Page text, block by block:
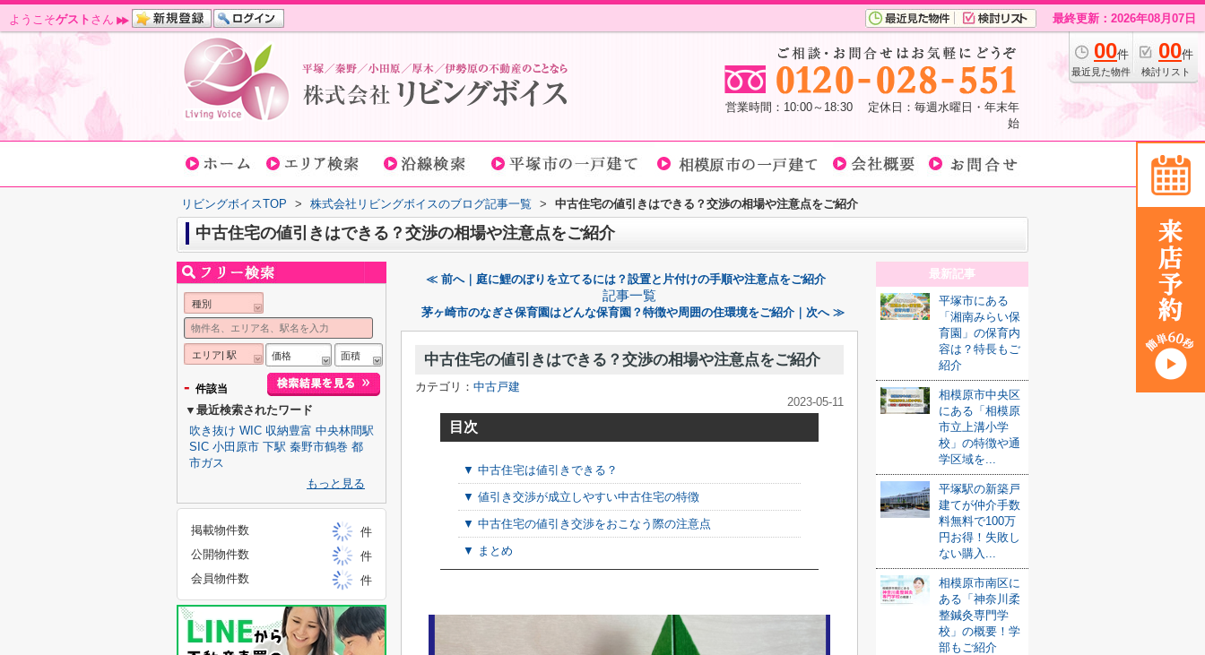
ようこそゲスト さん 最終更新：2026年08月07日
00件
最近見た物件
00件
検討リスト
営業時間：10:00～18:30 定休日：毎週水曜日・年末年
始
リビングボイスTOP > 株式会社リビングボイスのブログ記事一覧 > 中古住宅の値引きはできる？交渉の相場や注意点をご紹介
中古住宅の値引きはできる？交渉の相場や注意点をご紹介
≪ 前へ｜庭に鯉のぼりを立てるには？設置と片付けの手順や注意点をご紹介
記事一覧
茅ヶ崎市のなぎさ保育園はどんな保育園？特徴や周囲の住環境をご紹介｜次へ ≫
中古住宅の値引きはできる？交渉の相場や注意点をご紹介
カテゴリ： 中古戸建
2023-05-11
目次
▼ 中古住宅は値引きできる？
▼ 値引き交渉が成立しやすい中古住宅の特徴
▼ 中古住宅の値引き交渉をおこなう際の注意点
▼ まとめ
最新記事
平塚市にある
「湘南みらい保
育園」の保育内
容は？特長もご
紹介
相模原市中央区
にある「相模原
市立上溝小学
校」の特徴や通
学区域を...
平塚駅の新築戸
建てが仲介手数
料無料で100万
円お得！失敗し
ない購入...
相模原市南区に
ある「神奈川柔
整鍼灸専門学
校」の概要！学
部もご紹介
種別
エリア| 駅 価格 面積
- 件該当
▼最近検索されたワード
吹き抜け WIC 収納豊富 中央林間駅
SIC 小田原市 下駅 秦野市鶴巻 都
市ガス
もっと見る
掲載物件数
件
公開物件数
件
会員物件数
件